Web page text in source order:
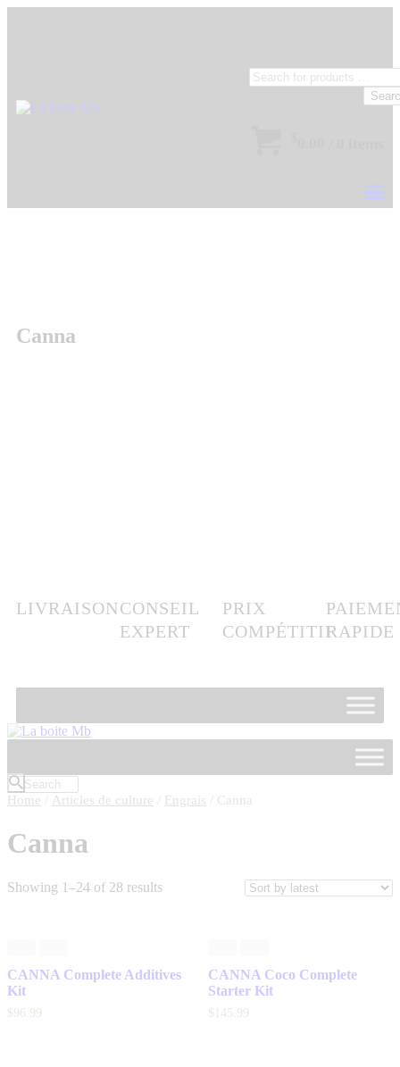
Canna
LIVRAISONCONSEIL
EXPERT
PRIX
COMPÉTITIFRAPIDE
Home Articles de culture Engrais / Canna
Canna
Showing 1–24 of 28 results
CANNA Complete Additives
Kit
$96. 99
CANNA Coco Complete
Starter Kit
$ 145. 99